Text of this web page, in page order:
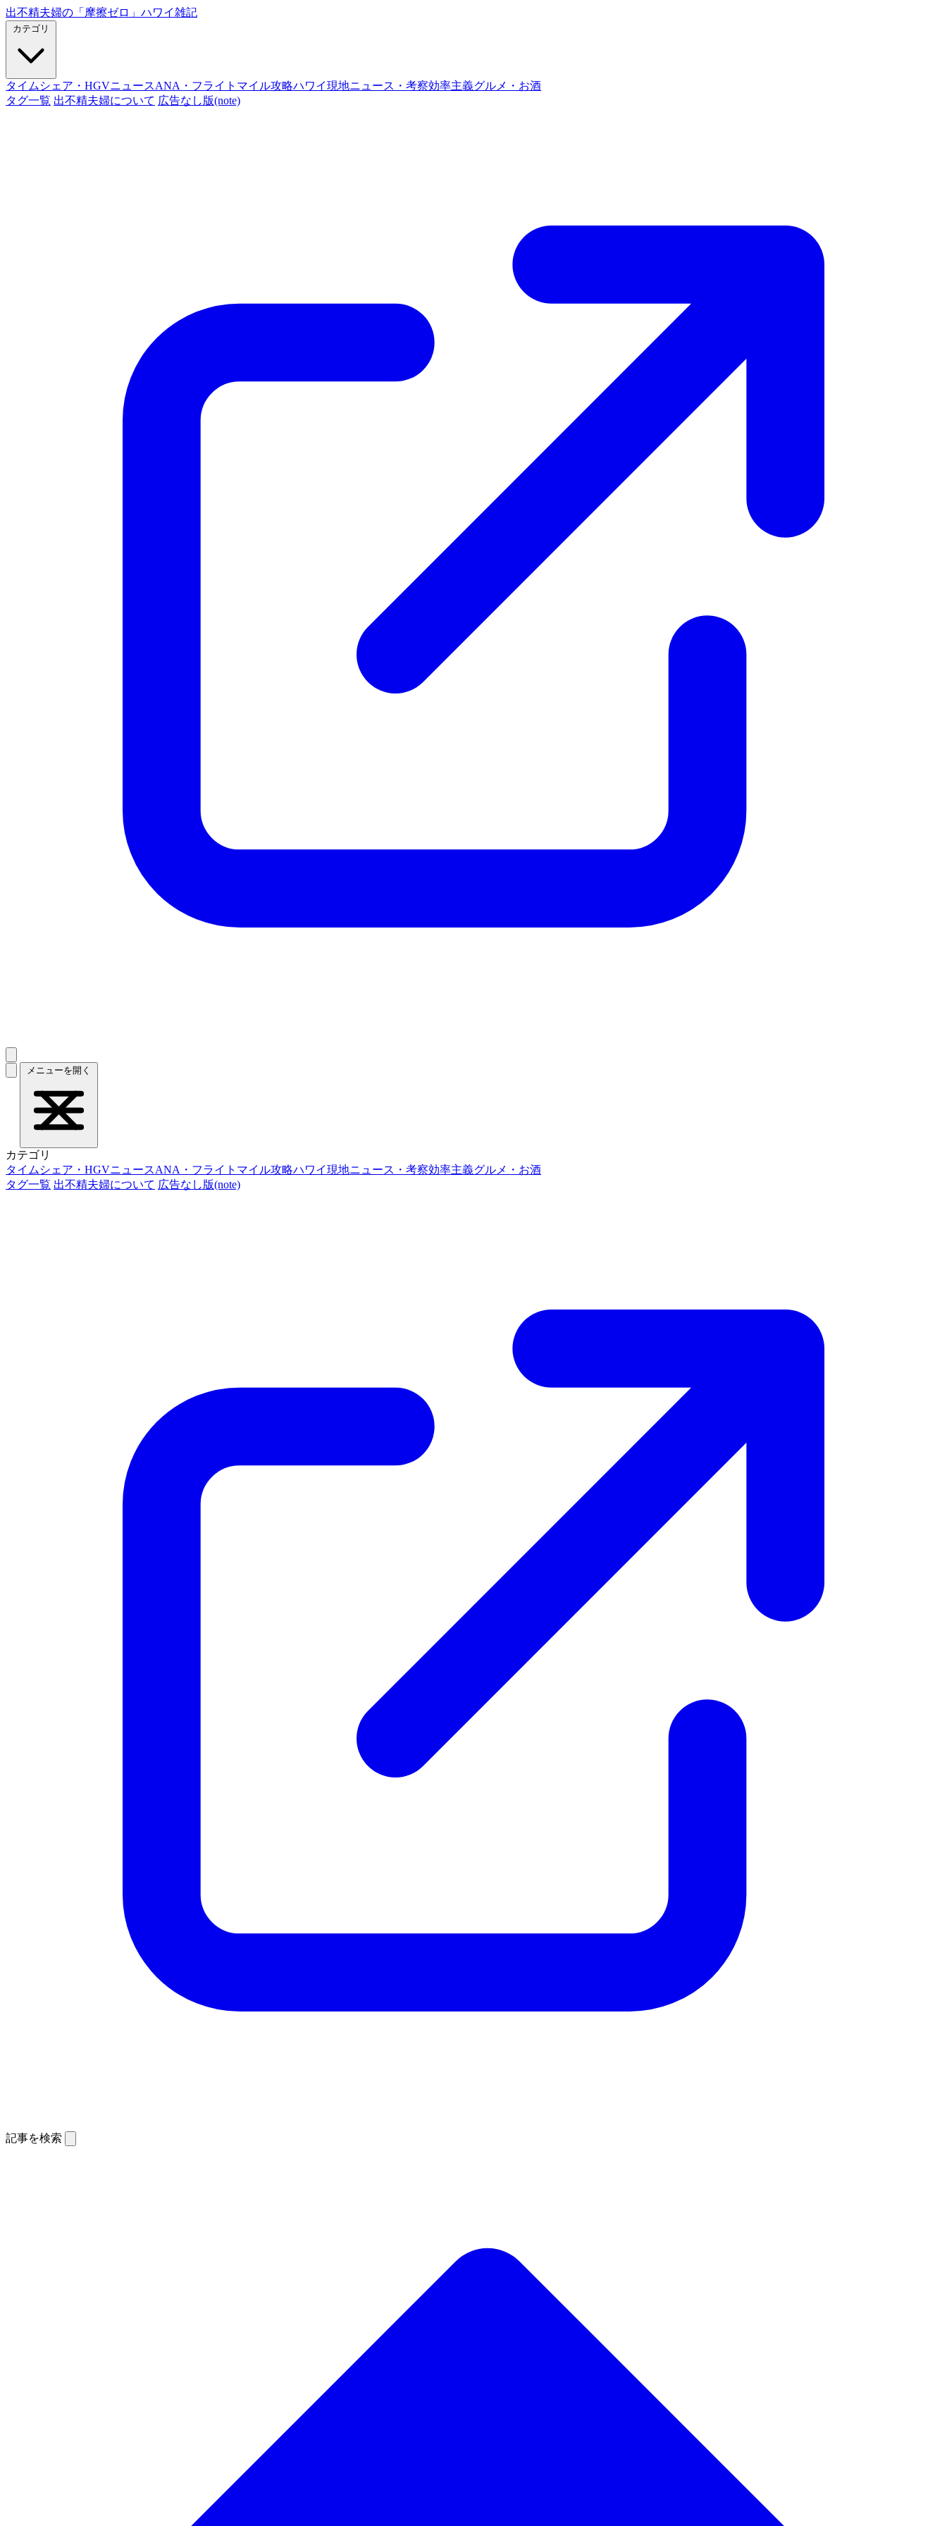
出不精夫婦の 「摩擦ゼロ」 ハワイ雑記
タイムシェア・HGVニュースANA・フライトマイル攻略ハワイ現地ニュース・考察効率主義グルメ・お酒
タグ一覧 出不精夫婦について 広告なし版(note)
メニューを開く
カテゴリ
タイムシェア・HGVニュースANA・フライトマイル攻略ハワイ現地ニュース・考察効率主義グルメ・お酒
タグ一覧 出不精夫婦について 広告なし版(note)
記事を検索